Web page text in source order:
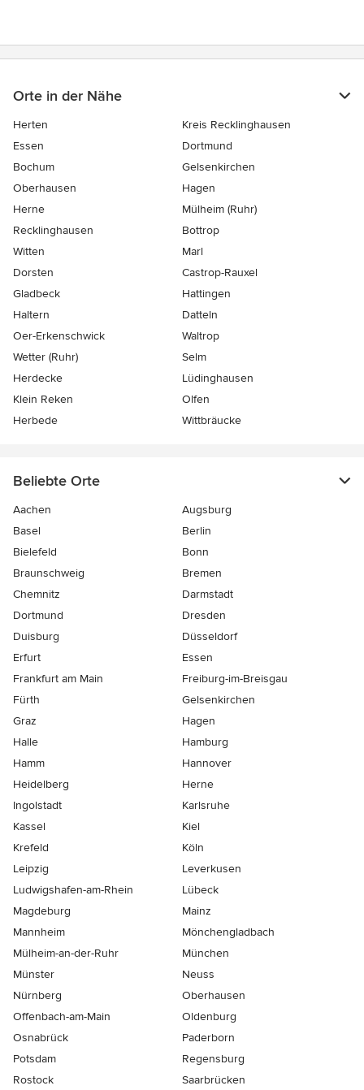
Orte in der Nähe
Herten
Kreis Recklinghausen
Essen
Dortmund
Bochum
Gelsenkirchen
Oberhausen
Hagen
Herne
Mülheim (Ruhr)
Recklinghausen
Bottrop
Witten
Marl
Dorsten
Castrop-Rauxel
Gladbeck
Hattingen
Haltern
Datteln
Oer-Erkenschwick
Waltrop
Wetter (Ruhr)
Selm
Herdecke
Lüdinghausen
Klein Reken
Olfen
Herbede
Wittbräucke
Beliebte Orte
Aachen
Augsburg
Basel
Berlin
Bielefeld
Bonn
Braunschweig
Bremen
Chemnitz
Darmstadt
Dortmund
Dresden
Duisburg
Düsseldorf
Erfurt
Essen
Frankfurt am Main
Freiburg-im-Breisgau
Fürth
Gelsenkirchen
Graz
Hagen
Halle
Hamburg
Hamm
Hannover
Heidelberg
Herne
Ingolstadt
Karlsruhe
Kassel
Kiel
Krefeld
Köln
Leipzig
Leverkusen
Ludwigshafen-am-Rhein
Lübeck
Magdeburg
Mainz
Mannheim
Mönchen­gladbach
Mülheim-an-der-Ruhr
München
Münster
Neuss
Nürnberg
Oberhausen
Offenbach-am-Main
Oldenburg
Osnabrück
Paderborn
Potsdam
Regensburg
Rostock
Saarbrücken